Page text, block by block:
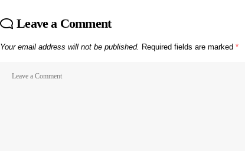
Leave a Comment
Your email address will not be published. Required fields are marked *